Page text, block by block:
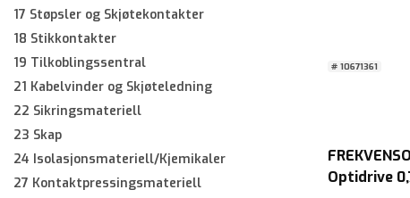
17 Støpsler og Skjøtekontakter
18 Stikkontakter
19 Tilkoblingssentral
21 Kabelvinder og Skjøteledning
22 Sikringsmateriell
23 Skap
24 Isolasjonsmateriell/Kjemikaler
27 Kontaktpressingsmateriell
# 10671361
Optidrive